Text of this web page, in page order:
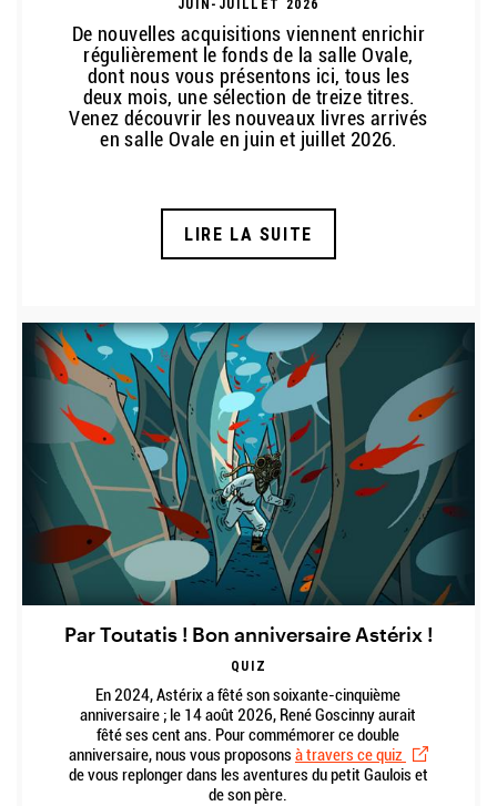
JUIN-JUILLET 2026
Description
De nouvelles acquisitions viennent enrichir
régulièrement le fonds de la salle Ovale,
dont nous vous présentons ici, tous les
deux mois, une sélection de treize titres.
Venez découvrir les nouveaux livres arrivés
en salle Ovale en juin et juillet 2026.
LIRE LA SUITE
Par Toutatis ! Bon anniversaire Astérix !
QUIZ
Description
En 2024, Astérix a fêté son soixante-cinquième
anniversaire ; le 14 août 2026, René Goscinny aurait
fêté ses cent ans. Pour commémorer ce double
anniversaire, nous vous proposons à travers ce quiz
de vous replonger dans les aventures du petit Gaulois et
de son père.